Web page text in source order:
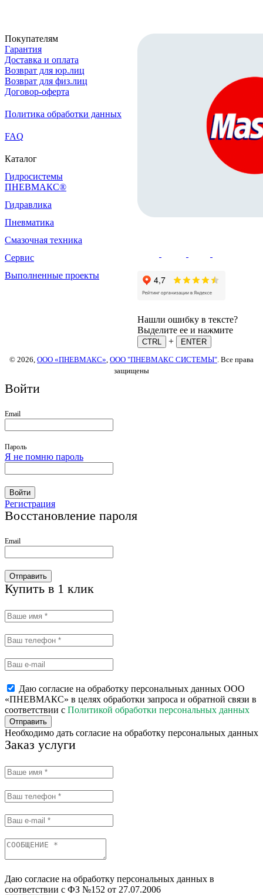
Покупателям
Гарантия
Доставка и оплата
Возврат для юр.лиц
Возврат для физ.лиц
Договор-оферта
Политика обработки данных
FAQ
Каталог
Гидросистемы
ПНЕВМАКС®
Гидравлика
Пневматика
Смазочная техника
Сервис
Выполненные проекты
Нашли ошибку в тексте?
Выделите ее и нажмите
CTRL +
ENTER
© 2026, ООО «ПНЕВМАКС» ООО "ПНЕВМАКС СИСТЕМЫ" . Все права
защищены
Войти
Email
Пароль
Я не помню пароль
Войти
Регистрация
Восстановление пароля
Email
Отправить
Купить в 1 клик
Даю согласие на обработку персональных данных ООО
«ПНЕВМАКС» в целях обработки запроса и обратной связи в
соответствии с Политикой обработки персональных данных
Отправить
Необходимо дать согласие на обработку персональных данных
Заказ услуги
Даю согласие на обработку персональных данных в
соответствии с ФЗ №152 от 27.07.2006